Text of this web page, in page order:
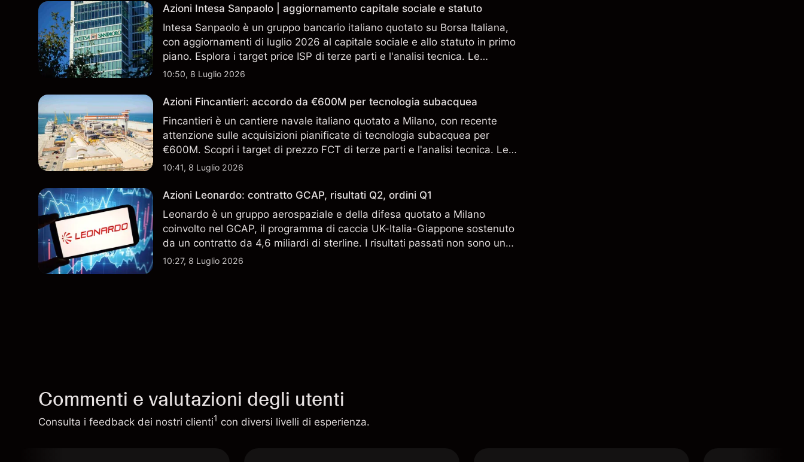
Azioni Intesa Sanpaolo | aggiornamento capitale sociale e statuto
Intesa Sanpaolo è un gruppo bancario italiano quotato su Borsa Italiana,
con aggiornamenti di luglio 2026 al capitale sociale e allo statuto in primo
piano. Esplora i target price ISP di terze parti e l'analisi tecnica. Le
performance passate non sono un indicatore affidabile dei risultati futuri.
10:50, 8 Luglio 2026
Azioni Fincantieri: accordo da €600M per tecnologia subacquea
Fincantieri è un cantiere navale italiano quotato a Milano, con recente
attenzione sulle acquisizioni pianificate di tecnologia subacquea per
€600M. Scopri i target di prezzo FCT di terze parti e l'analisi tecnica. Le
performance passate non sono un indicatore affidabile dei risultati futuri.
10:41, 8 Luglio 2026
Azioni Leonardo: contratto GCAP, risultati Q2, ordini Q1
Leonardo è un gruppo aerospaziale e della difesa quotato a Milano
coinvolto nel GCAP, il programma di caccia UK-Italia-Giappone sostenuto
da un contratto da 4,6 miliardi di sterline. I risultati passati non sono un
indicatore affidabile dei risultati futuri.
10:27, 8 Luglio 2026
Commenti e valutazioni degli utenti
Consulta i feedback dei nostri clienti1 con diversi livelli di esperienza.